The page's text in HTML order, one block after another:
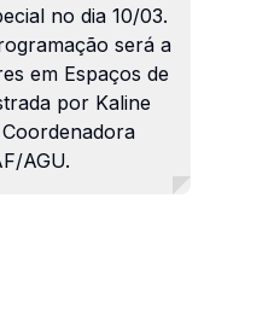
no dia 10/03.
será a
em Espaços de
por Kaline
AGU.